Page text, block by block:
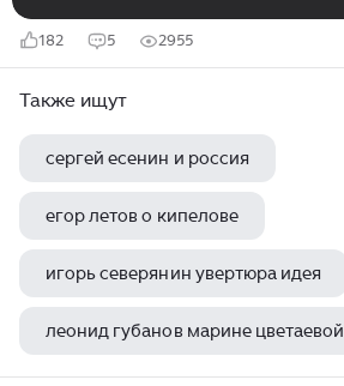
182 5 2955
Также ищут
сергей есенин и россия
егор летов о кипелове
игорь северянин увертюра идея
леонид губанов марине цветаевой